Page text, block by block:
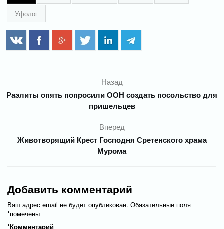
Уфолог
Назад
Раэлиты опять попросили ООН создать посольство для
пришельцев
Вперед
Животворящий Крест Господня Сретенского храма
Мурома
Добавить комментарий
Ваш адрес email не будет опубликован. Обязательные поля
помечены
*
Комментарий
*